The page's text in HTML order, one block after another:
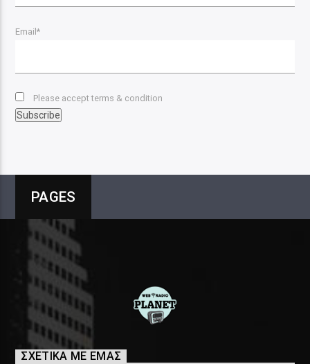
Email*
Please accept terms & condition
PAGES
ΣΧΕΤΙΚΑ ΜΕ ΕΜΑΣ